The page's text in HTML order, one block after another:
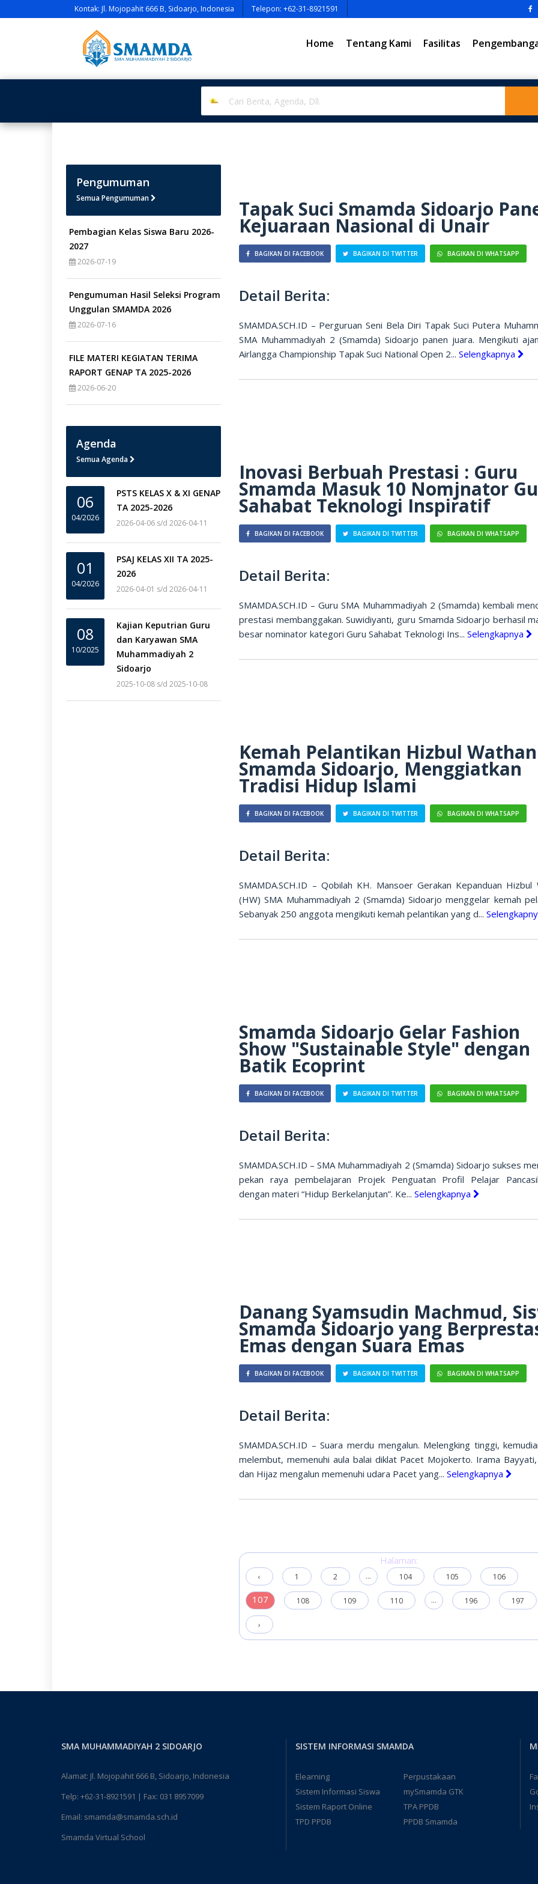
Kontak: Jl. Mojopahit 666 B, Sidoarjo, Indonesia Telepon: +62-31-8921591
Home Tentang Kami Fasilitas
Pengumuman
Semua Pengumuman
Pembagian Kelas Siswa Baru 2026-
2027
2026-07-19
Pengumuman Hasil Seleksi Program
Unggulan SMAMDA 2026
2026-07-16
FILE MATERI KEGIATAN TERIMA
RAPORT GENAP TA 2025-2026
2026-06-20
Agenda
Semua Agenda
06
04/2026
PSTS KELAS X & XI GENAP
TA 2025-2026
2026-04-06 s/d 2026-04-11
01
04/2026
PSAJ KELAS XII TA 2025-
2026
2026-04-01 s/d 2026-04-11
08
10/2025
Kajian Keputrian Guru
dan Karyawan SMA
Muhammadiyah 2
Sidoarjo
2025-10-08 s/d 2025-10-08
Tapak Suci Smamda Sidoarjo
Kejuaraan Nasional di Unair
BAGIKAN DI FACEBOOK BAGIKAN DI TWITTER BAGIKAN DI WHATSAPP
Detail Berita:
SMAMDA.SCH.ID – Perguruan Seni Bela Diri Tapak Suci Putera
SMA Muhammadiyah 2 (Smamda) Sidoarjo panen juara. Mengikuti
Airlangga Championship Tapak Suci National Open 2...Selengkapnya
Inovasi Berbuah Prestasi : Guru
Smamda Masuk 10 Nomjnator
Sahabat Teknologi Inspiratif
BAGIKAN DI FACEBOOK BAGIKAN DI TWITTER BAGIKAN DI WHATSAPP
Detail Berita:
SMAMDA.SCH.ID – Guru SMA Muhammadiyah 2 (Smamda) kembali
prestasi membanggakan. Suwidiyanti, guru Smamda Sidoarjo berhasil
besar nominator kategori Guru Sahabat Teknologi Ins...Selengkapnya
Kemah Pelantikan Hizbul Wathan
Smamda Sidoarjo, Menggiatkan
Tradisi Hidup Islami
BAGIKAN DI FACEBOOK BAGIKAN DI TWITTER BAGIKAN DI WHATSAPP
Detail Berita:
SMAMDA.SCH.ID – Qobilah KH. Mansoer Gerakan Kepanduan Hizbul
(HW) SMA Muhammadiyah 2 (Smamda) Sidoarjo menggelar kemah
Sebanyak 250 anggota mengikuti kemah pelantikan yang d...
Smamda Sidoarjo Gelar Fashion
Show "Sustainable Style" dengan
Batik Ecoprint
BAGIKAN DI FACEBOOK BAGIKAN DI TWITTER BAGIKAN DI WHATSAPP
Detail Berita:
SMAMDA.SCH.ID – SMA Muhammadiyah 2 (Smamda) Sidoarjo sukses
pekan raya pembelajaran Projek Penguatan Profil Pelajar
dengan materi “Hidup Berkelanjutan”. Ke...Selengkapnya
Danang Syamsudin Machmud,
Smamda Sidoarjo yang
Emas dengan Suara Emas
BAGIKAN DI FACEBOOK BAGIKAN DI TWITTER BAGIKAN DI WHATSAPP
Detail Berita:
SMAMDA.SCH.ID – Suara merdu mengalun. Melengking tinggi,
melembut, memenuhi aula balai diklat Pacet Mojokerto. Irama Bayyati,
dan Hijaz mengalun memenuhi udara Pacet yang...Selengkapnya
Halaman:
‹ 1 2 ... 104 105 106
107 108 109 110 ... 196 197
›
SMA MUHAMMADIYAH 2 SIDOARJO
Alamat: Jl. Mojopahit 666 B, Sidoarjo, Indonesia
Telp: +62-31-8921591 | Fax: 031 8957099
Email: smamda@smamda.sch.id
Smamda Virtual School
SISTEM INFORMASI SMAMDA
Elearning
Perpustakaan
Sistem Informasi Siswa
mySmamda GTK
Sistem Raport Online
TPA PPDB
TPD PPDB
PPDB Smamda